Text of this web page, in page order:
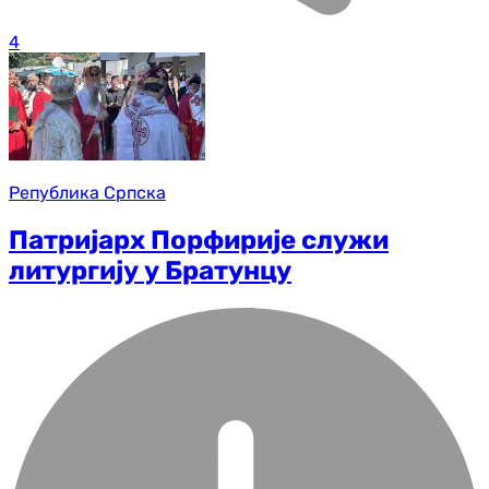
4
Република Српска
Патријарх Порфирије служи
литургију у Братунцу